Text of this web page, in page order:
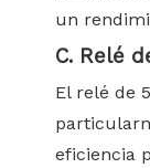
un
C. Relé
El relé de
eficiencia